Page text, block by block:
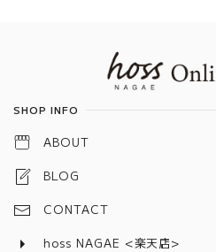
SHOP INFO
ABOUT
BLOG
CONTACT
hoss NAGAE <楽天店>